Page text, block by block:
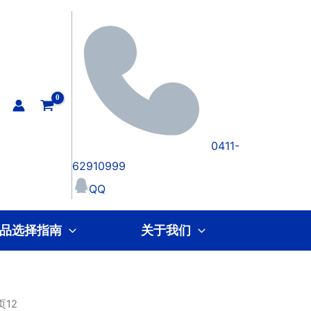
0411-
62910999
QQ
选择指南 关于我们
12